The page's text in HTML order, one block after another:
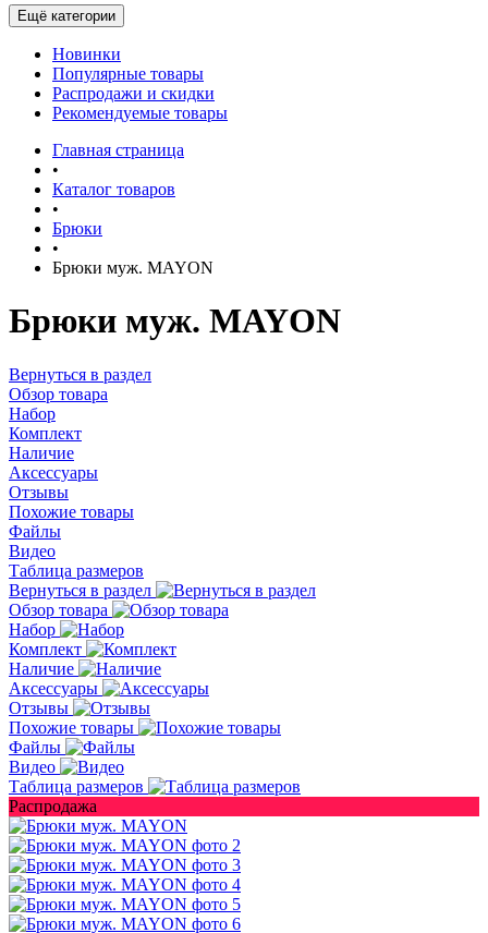
Ещё категории
Новинки
Популярные товары
Распродажи и скидки
Рекомендуемые товары
Главная страница
•
Каталог товаров
•
Брюки
•
Брюки муж. MAYON
Брюки муж. MAYON
Вернуться в раздел
Обзор товара
Набор
Комплект
Наличие
Аксессуары
Отзывы
Похожие товары
Файлы
Видео
Таблица размеров
Вернуться в раздел
Обзор товара
Набор
Комплект
Наличие
Аксессуары
Отзывы
Похожие товары
Файлы
Видео
Таблица размеров
Распродажа